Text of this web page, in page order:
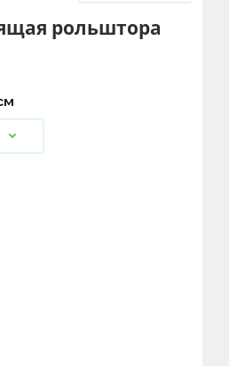
рольштора